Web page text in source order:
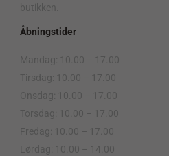
butikken.
Åbningstider
Mandag: 10.00 – 17.00
Tirsdag: 10.00 – 17.00
Onsdag: 10.00 – 17.00
Torsdag: 10.00 – 17.00
Fredag: 10.00 – 17.00
Lørdag: 10.00 – 14.00